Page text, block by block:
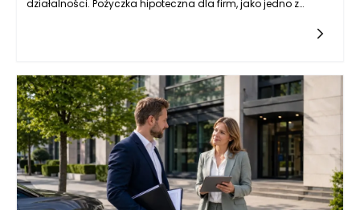
działalności. Pożyczka hipoteczna dla firm, jako jedno z
powinni zatem zrozumieć, jakie czynniki wpływają na decyzję
banków i instytucji pożyczkowych w kontekście udzielania
pożyczek hipotecznych.